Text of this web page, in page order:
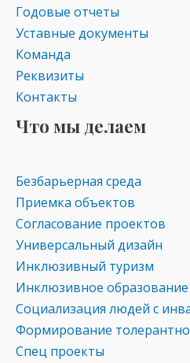
Годовые отчеты
Уставные документы
Команда
Реквизиты
Контакты
Что мы делаем
Безбарьерная среда
Приемка объектов
Согласование проектов
Универсальный дизайн
Инклюзивный туризм
Инклюзивное образование
Социализация людей с
Формирование
Спец проекты